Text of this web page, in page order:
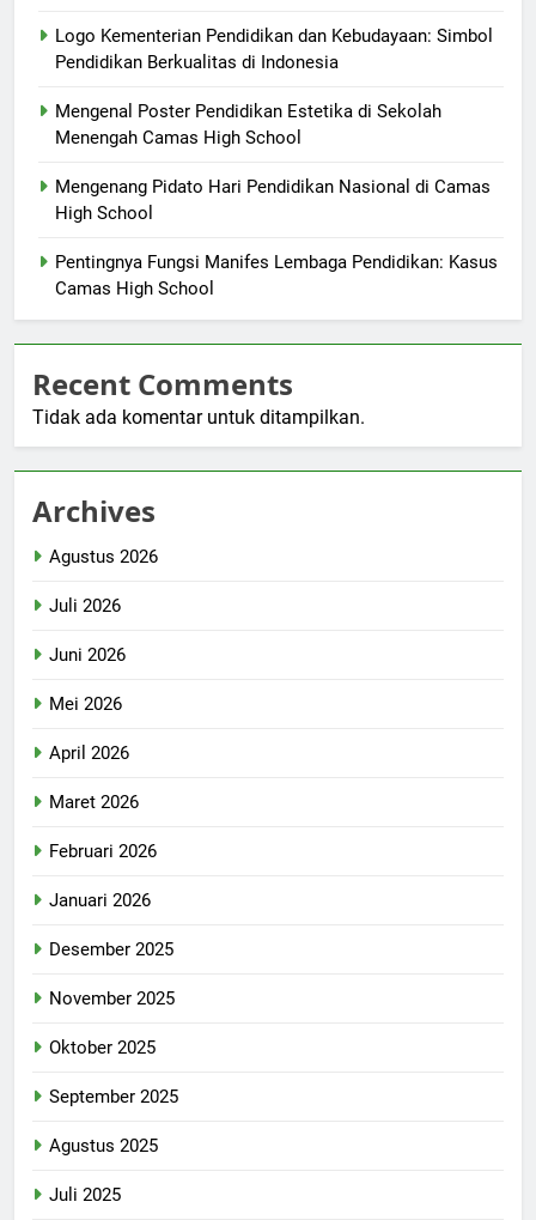
Logo Kementerian Pendidikan dan Kebudayaan: Simbol
Pendidikan Berkualitas di Indonesia
Mengenal Poster Pendidikan Estetika di Sekolah
Menengah Camas High School
Mengenang Pidato Hari Pendidikan Nasional di Camas
High School
Pentingnya Fungsi Manifes Lembaga Pendidikan: Kasus
Camas High School
Recent Comments
Tidak ada komentar untuk ditampilkan.
Archives
Agustus 2026
Juli 2026
Juni 2026
Mei 2026
April 2026
Maret 2026
Februari 2026
Januari 2026
Desember 2025
November 2025
Oktober 2025
September 2025
Agustus 2025
Juli 2025